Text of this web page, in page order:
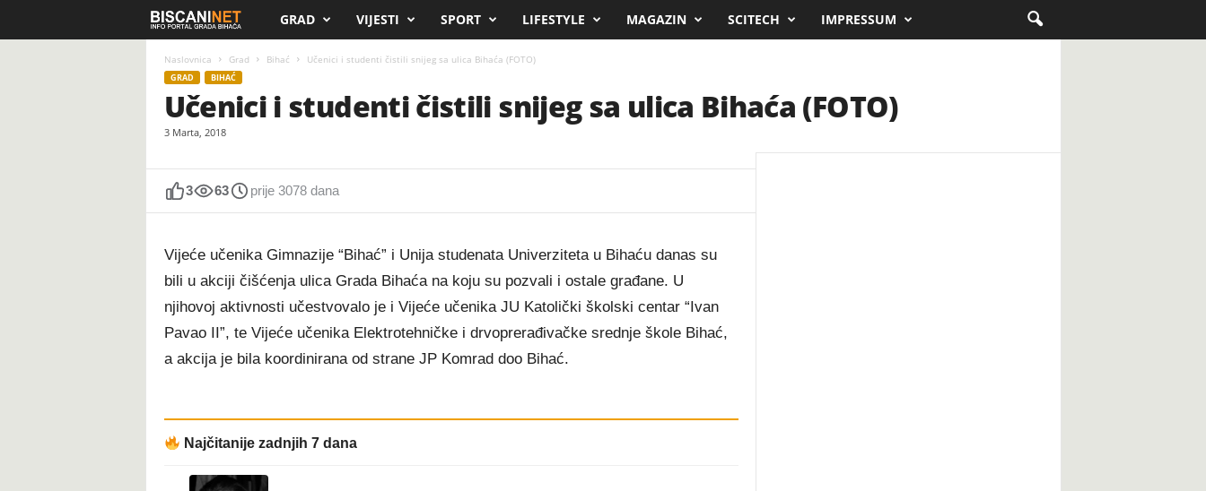
i
s
n
i
n
GRAD VIJESTI SPORT LIFESTYLE MAGAZIN SCITECH IMPRESSUM
Naslovnica Grad Bihać Učenici i studenti čistili snijeg sa ulica Bihaća (FOTO)
GRAD BIHAĆ
Učenici i studenti čistili snijeg sa ulica Bihaća (FOTO)
3 Marta, 2018
3 63 prije 3078 dana
Vijeće učenika Gimnazije “Bihać” i Unija studenata Univerziteta u Bihaću danas su
bili u akciji čišćenja ulica Grada Bihaća na koju su pozvali i ostale građane. U
njihovoj aktivnosti učestvovalo je i Vijeće učenika JU Katolički školski centar “Ivan
Pavao II”, te Vijeće učenika Elektrotehničke i drvoprerađivačke srednje škole Bihać,
a akcija je bila koordinirana od strane JP Komrad doo Bihać.
Najčitanije zadnjih 7 dana